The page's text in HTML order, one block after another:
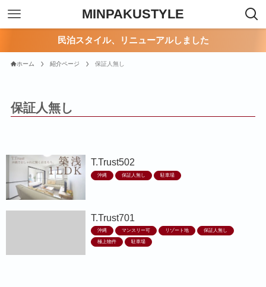
MINPAKUSTYLE
民泊スタイル、リニューアルしました
ホーム 紹介ページ 保証人無し
保証人無し
T.Trust502
沖縄 保証人無し 駐車場
T.Trust701
沖縄 マンスリー可 リゾート地 保証人無し
極上物件 駐車場